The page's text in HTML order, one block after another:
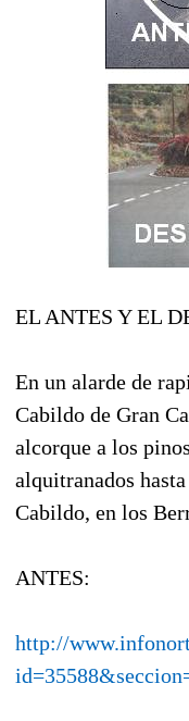
EL ANTES Y EL
En un alarde de
Cabildo de Gran
alcorque a los
alquitranados
Cabildo, en los
ANTES:
http://